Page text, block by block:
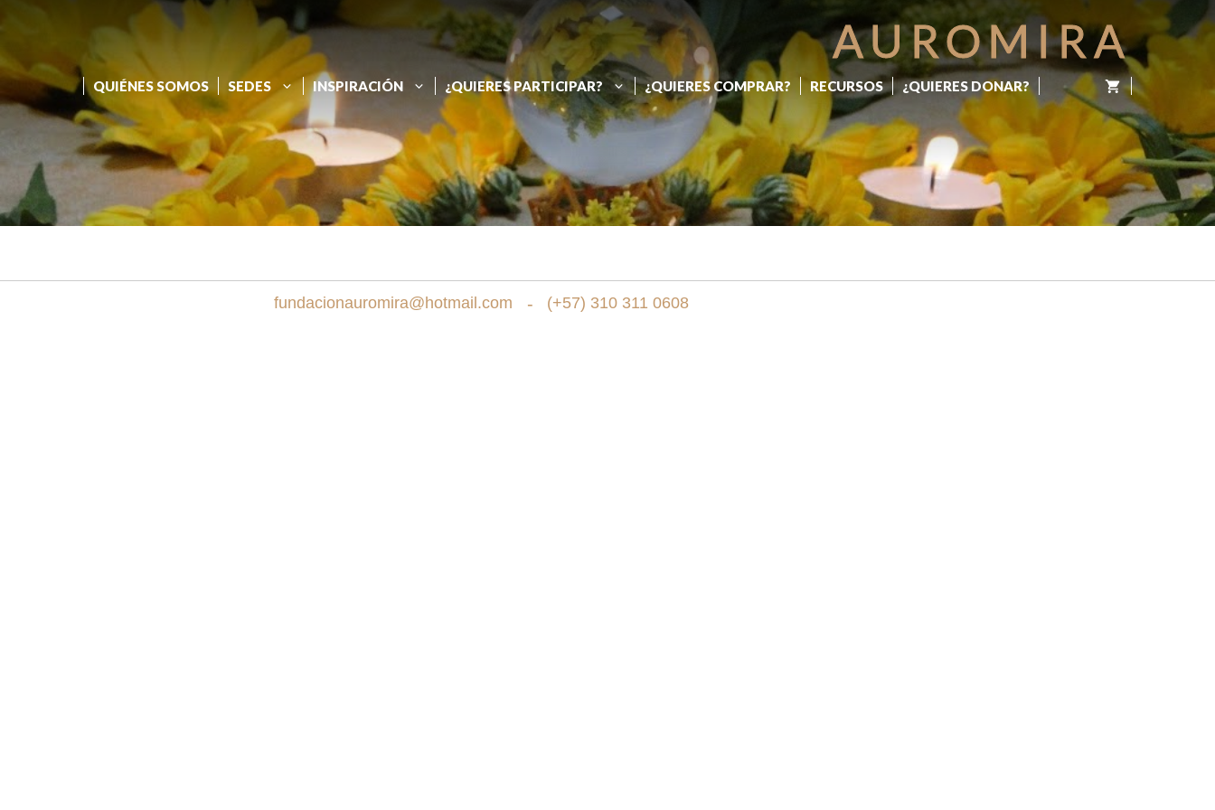
AUROMIRA
QUIÉNES SOMOS SEDES INSPIRACIÓN ¿QUIERES PARTICIPAR? ¿QUIERES COMPRAR? RECURSOS ¿QUIERES DONAR?
Finalizar compra
fundacionauromira@hotmail.com - (+57) 310 311 0608